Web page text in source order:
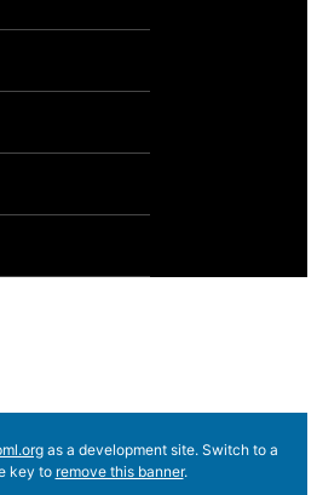
as a development site. Switch to a
key to remove this banner.